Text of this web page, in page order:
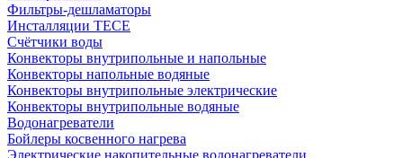
Фильтры-дешламаторы
Инсталляции TECE
Счётчики воды
Конвекторы внутрипольные и напольные
Конвекторы напольные водяные
Конвекторы внутрипольные электрические
Конвекторы внутрипольные водяные
Водонагреватели
Бойлеры косвенного нагрева
Электрические накопительные водонагреватели